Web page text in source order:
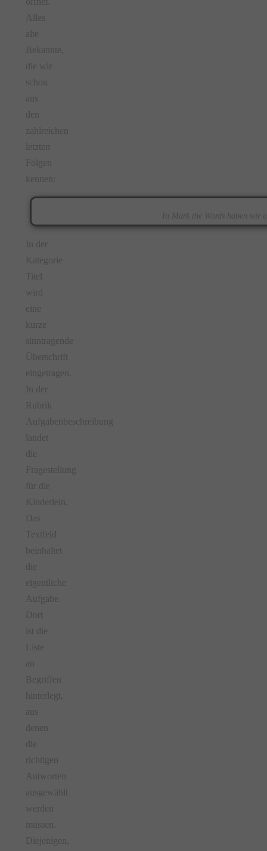
Alles
alte
Bekannte,
die wir
schon
aus
den
zahlreichen
letzten
Folgen
kennen:
In Mark the Words haben wir
In der
Kategorie
Titel
wird
eine
kurze
sinntragende
Überschrift
eingetragen.
In der
Rubrik
Aufgabenbeschreibung
landet
die
Fragestellung
für die
Kinderlein.
Das
Textfeld
beinhaltet
die
eigentliche
Aufgabe.
Dort
ist die
Liste
an
Begriffen
hinterlegt,
aus
denen
die
richtigen
Antworten
ausgewählt
werden
müssen.
Diejenigen,